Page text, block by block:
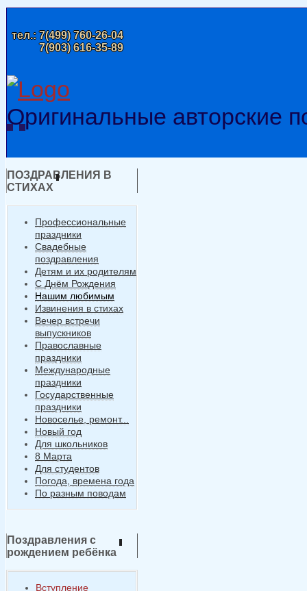
тел.:7(499) 760-26-04
7(903) 616-35-89
Оригинальные авторские
ПОЗДРАВЛЕНИЯ В
СТИХАХ
Профессиональные
праздники
Свадебные
поздравления
Детям и их родителям
С Днём Рождения
Нашим любимым
Извинения в стихах
Вечер встречи
выпускников
Православные
праздники
Международные
праздники
Государственные
праздники
Новоселье, ремонт...
Новый год
Для школьников
8 Марта
Для студентов
Погода, времена года
По разным поводам
Поздравления с
рождением ребёнка
Вступление